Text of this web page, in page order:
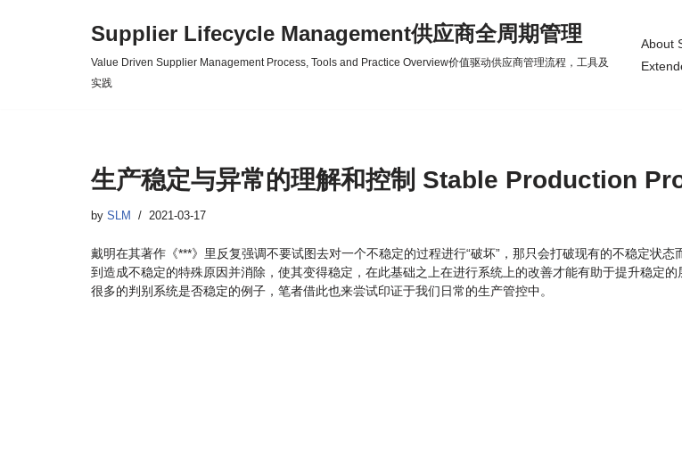
Supplier Lifecycle Management供应商全周期管理
Value Driven Supplier Management Process, Tools and Practice Overview价值驱动供应商管理流程，工具及
实践
About
生产稳定与异常的理解和控制 Stable Production
by SLM 2021-03-17
戴明在其著作《***》里反复强调不要试图去对一个不稳定的过程进行“破坏”，那只会打破现有的不稳定状
到造成不稳定的特殊原因并消除，使其变得稳定，在此基础之上在进行系统上的改善才能有助于提升稳定
很多的判别系统是否稳定的例子，笔者借此也来尝试印证于我们日常的生产管控中。